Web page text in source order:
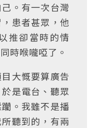
。有一次台灣
患者甚眾，他
推卻當時的情
時喉嚨啞了。
大慨要算廣告
是電台、聽眾
。我雖不是播
聽到的，有兩